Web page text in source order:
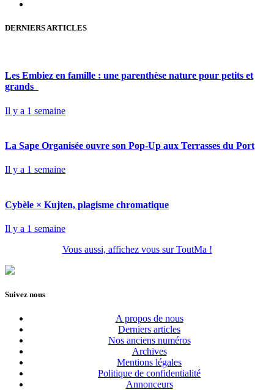
DERNIERS ARTICLES
Les Embiez en famille : une parenthèse nature pour petits et
grands
Il y a 1 semaine
La Sape Organisée ouvre son Pop-Up aux Terrasses du Port
Il y a 1 semaine
Cybèle × Kujten, plagisme chromatique
Il y a 1 semaine
Vous aussi, affichez vous sur ToutMa !
Suivez nous
A propos de nous
Derniers articles
Nos anciens numéros
Archives
Mentions légales
Politique de confidentialité
Annonceurs